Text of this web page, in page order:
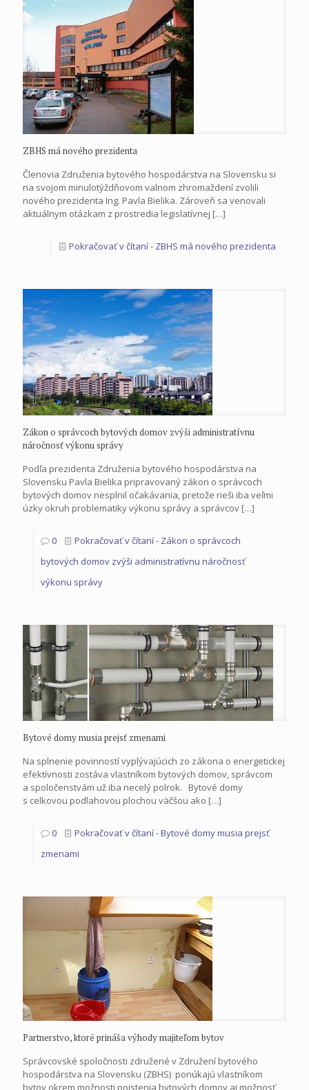
ZBHS má nového prezidenta
Členovia Združenia bytového hospodárstva na Slovensku si
na svojom minulotýždňovom valnom zhromaždení zvolili
nového prezidenta Ing. Pavla Bielika. Zároveň sa venovali
aktuálnym otázkam z prostredia legislatívnej […]
Pokračovať v čítaní- ZBHS má nového prezidenta
Zákon o správcoch bytových domov zvýši administratívnu
náročnosť výkonu správy
Podľa prezidenta Združenia bytového hospodárstva na
Slovensku Pavla Bielika pripravovaný zákon o správcoch
bytových domov nesplnil očakávania, pretože rieši iba veľmi
úzky okruh problematiky výkonu správy a správcov […]
0 Pokračovať v čítaní- Zákon o správcoch
bytových domov zvýši administratívnu náročnosť
výkonu správy
Bytové domy musia prejsť zmenami
Na splnenie povinností vyplývajúcich zo zákona o energetickej
efektívnosti zostáva vlastníkom bytových domov, správcom
a spoločenstvám už iba necelý polrok. Bytové domy
s celkovou podlahovou plochou väčšou ako […]
0 Pokračovať v čítaní- Bytové domy musia prejsť
zmenami
Partnerstvo, ktoré prináša výhody majiteľom bytov
Správcovské spoločnosti združené v Združení bytového
hospodárstva na Slovensku (ZBHS) ponúkajú vlastníkom
bytov okrem možnosti poistenia bytových domov aj možnosť